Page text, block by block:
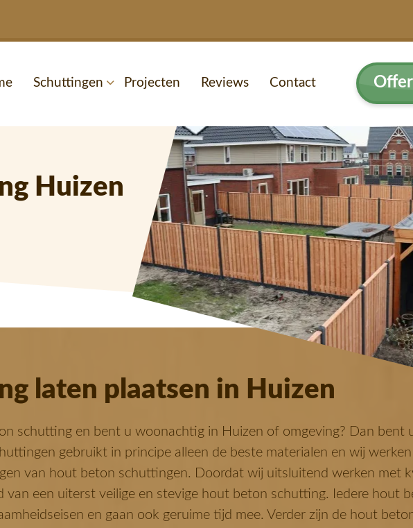
Schuttingen Projecten Reviews Contact
Huizen
laten plaatsen in Huizen
schutting en bent u woonachtig in Huizen of omgeving? Dan bent
gebruikt in principe alleen de beste materialen en wij
van hout beton schuttingen. Doordat wij uitsluitend werken met
van een uiterst veilige en stevige hout beton schutting. Iedere hout
en gaan ook geruime tijd mee. Verder zijn de hout